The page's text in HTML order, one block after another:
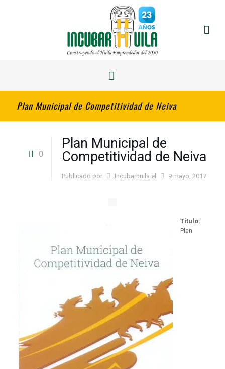
Plan Municipal de Competitividad de Neiva
0
Plan Municipal de
Competitividad de Neiva
Publicado por Incubarhuila el 9 mayo, 2017
Titulo:
Plan